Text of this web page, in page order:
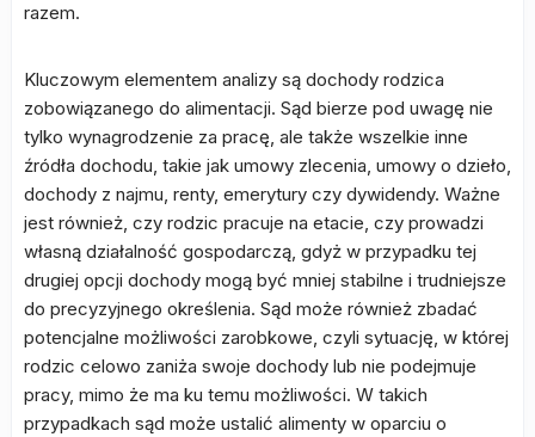
razem.
Kluczowym elementem analizy są dochody rodzica
zobowiązanego do alimentacji. Sąd bierze pod uwagę nie
tylko wynagrodzenie za pracę, ale także wszelkie inne
źródła dochodu, takie jak umowy zlecenia, umowy o dzieło,
dochody z najmu, renty, emerytury czy dywidendy. Ważne
jest również, czy rodzic pracuje na etacie, czy prowadzi
własną działalność gospodarczą, gdyż w przypadku tej
drugiej opcji dochody mogą być mniej stabilne i trudniejsze
do precyzyjnego określenia. Sąd może również zbadać
potencjalne możliwości zarobkowe, czyli sytuację, w której
rodzic celowo zaniża swoje dochody lub nie podejmuje
pracy, mimo że ma ku temu możliwości. W takich
przypadkach sąd może ustalić alimenty w oparciu o